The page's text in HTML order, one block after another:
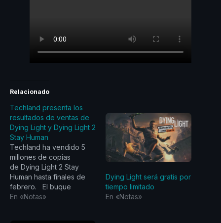
Relacionado
Techland presenta los
resultados de ventas de
Dying Light y Dying Light 2
Stay Human
Techland ha vendido 5
millones de copias
de Dying Light 2 Stay
Human hasta finales de
febrero. El buque
insignia de Techland,
En «Notas»
Dying Light será gratis por
tiempo limitado
En «Notas»